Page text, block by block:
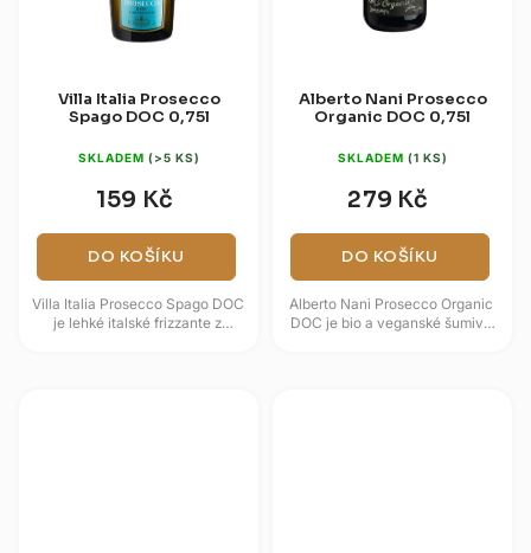
Villa Italia Prosecco
Spago DOC 0,75l
SKLADEM (>5 KS)
159 Kč
DO KOŠÍKU
Villa Italia Prosecco Spago DOC
je lehké italské frizzante z
Alberto Nani Prosecco
Organic DOC 0,75l
SKLADEM (1 KS)
279 Kč
DO KOŠÍKU
Alberto Nani Prosecco Organic
DOC je bio a veganské šumivé